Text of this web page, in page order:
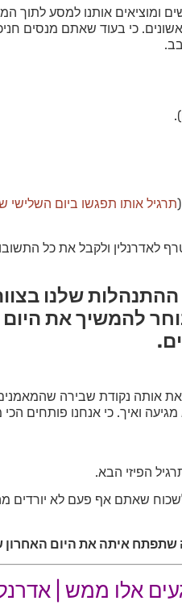
אותנו למסע לתוך
כי בעוד שאתם מנסים
תרגיל אותו תפגשו ביום השלישי
ולקבל את כל
שלנו
להמשיך את
אותה נקודת שבירה שהמאמנים
ואיך. כי אנחנו פותחים הכי
הפיזי הבא.
שאתם אף פעם לא יורדים
איתה את היום האחרון
אלו ממש |